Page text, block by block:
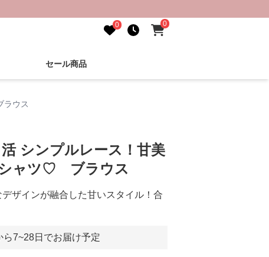
0 0
セール商品
ラウス
シンプルレース！甘美
ャツ♡ ブラウス
ザインが融合した甘いスタイル！合
ら7~28日でお届け予定